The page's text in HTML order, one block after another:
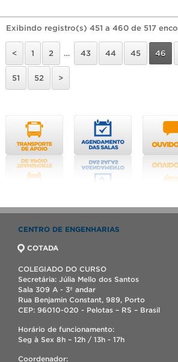
Exibindo registro(s) 451 a 460 de 517
< 1 2 … 43 44 45 46
51 52 >
CENTRO DE ENGENHARIAS
COTADA
COLEGIADO DO CURSO
Secretária: Júlia Mello dos Santos
Sala 309 A - 3º andar
Rua Benjamin Constant, 989, Porto
CEP: 96010-020 - Pelotas – RS – Brasil
Horário de funcionamento:
Seg à Sex 8h – 12h / 13h - 17h
Coordenador: